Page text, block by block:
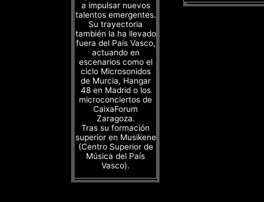
a impulsar nuevos
talentos emergentes.
Su trayectoria
también la ha llevado
fuera del País Vasco,
actuando en
escenarios como el
ciclo Microsonidos
de Murcia, Hangar
48 en Madrid o los
microconciertos de
CaixaForum
Zaragoza.
Tras su formación
superior en Musikene
(Centro Superior de
Música del País
Vasco).